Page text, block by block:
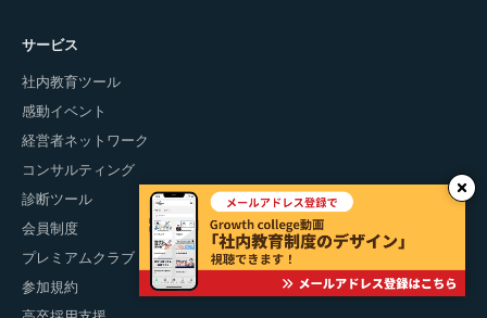
サービス
社内教育ツール
感動イベント
経営者ネットワーク
コンサルティング
診断ツール
会員制度
プレミアムクラブ
参加規約